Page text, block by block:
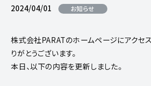
2024/04/01 お知らせ
株式会社PARATのホームページにアクセ
りがとうございます。
本日、以下の内容を更新しました。